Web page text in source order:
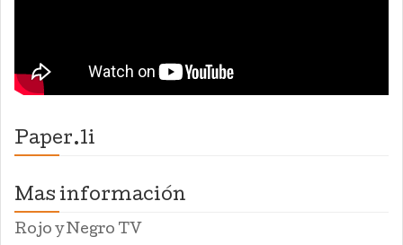
Paper.li
Mas información
Rojo y Negro TV